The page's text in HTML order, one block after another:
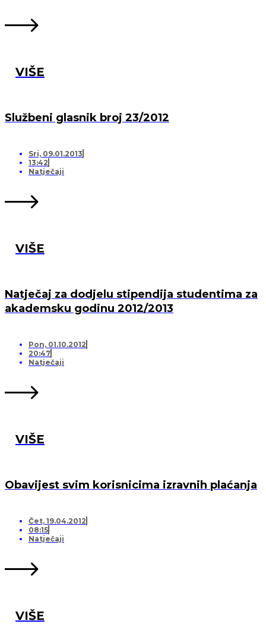
VIŠE
Službeni glasnik broj 23/2012
Sri, 09.01.2013
13:42
Natječaji
VIŠE
Natječaj za dodjelu stipendija studentima za
akademsku godinu 2012/2013
Pon, 01.10.2012
20:47
Natječaji
VIŠE
Obavijest svim korisnicima izravnih plaćanja
Čet, 19.04.2012
08:15
Natječaji
VIŠE